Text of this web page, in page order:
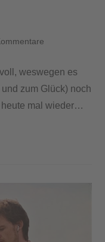
weswegen es
zum Glück) noch
heute mal wieder…